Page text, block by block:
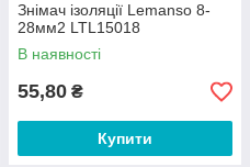
Знімач ізоляції Lemanso 8-
28мм2 LTL15018
В наявності
55,80 ₴
Купити